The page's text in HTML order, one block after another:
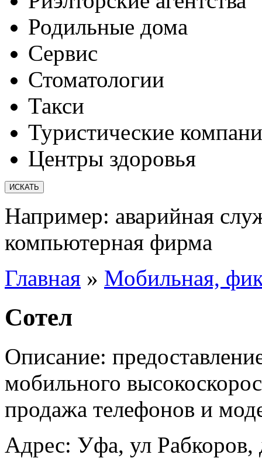
Родильные дома
Сервис
Стоматологии
Такси
Туристические
Центры здоровья
Например: аварийная
компьютерная фирма
Главная » Мобильная,
Сотел
Описание:
мобильного
продажа телефонов и
Адрес: Уфа, ул Рабкоров,